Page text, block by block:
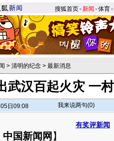
搜狐首页-新闻 -体育-
> 清明的纪念 > 最新消息
武汉百起火灾 一
日09:08 我来说两句(0)
有奖评新闻
中国新闻网 】